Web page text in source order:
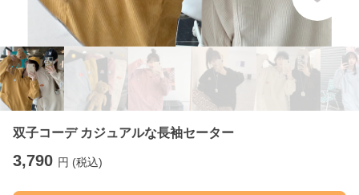
双子コーデ カジュアルな長袖セーター
3,790 円 (税込)